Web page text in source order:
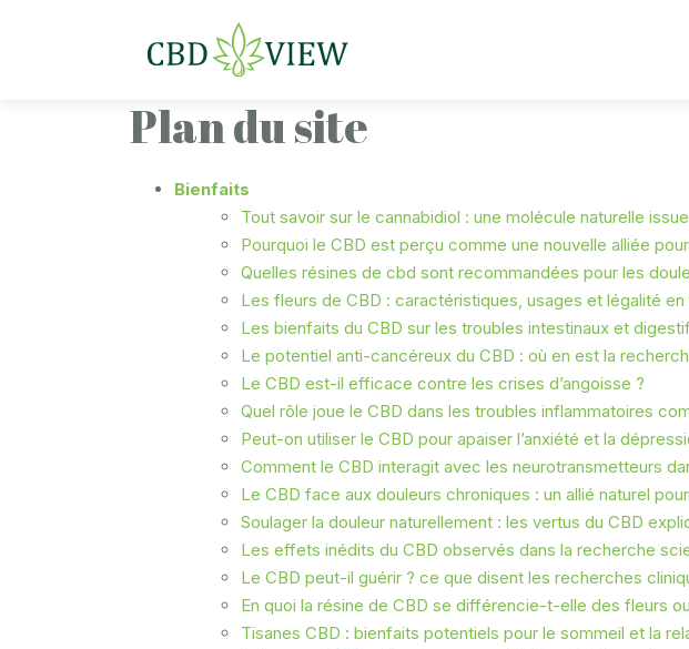
Plan du site
Bienfaits
Tout savoir sur le cannabidiol : une molécule naturelle
Pourquoi le CBD est perçu comme une nouvelle alliée
Quelles résines de cbd sont recommandées pour les
Les fleurs de CBD : caractéristiques, usages et légalité
Les bienfaits du CBD sur les troubles intestinaux et
Le potentiel anti-cancéreux du CBD : où en est la
Le CBD est-il efficace contre les crises d’angoisse ?
Quel rôle joue le CBD dans les troubles inflammatoires
Peut-on utiliser le CBD pour apaiser l’anxiété et la
Comment le CBD interagit avec les neurotransmetteurs
Le CBD face aux douleurs chroniques : un allié naturel
Soulager la douleur naturellement : les vertus du CBD
Les effets inédits du CBD observés dans la recherche
Le CBD peut-il guérir ? ce que disent les recherches
En quoi la résine de CBD se différencie-t-elle des fleurs
Tisanes CBD : bienfaits potentiels pour le sommeil et la